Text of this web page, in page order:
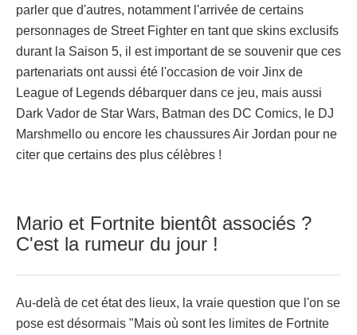
parler que d'autres, notamment l'arrivée de certains
personnages de Street Fighter en tant que skins exclusifs
durant la Saison 5, il est important de se souvenir que ces
partenariats ont aussi été l'occasion de voir Jinx de
League of Legends débarquer dans ce jeu, mais aussi
Dark Vador de Star Wars, Batman des DC Comics, le DJ
Marshmello ou encore les chaussures Air Jordan pour ne
citer que certains des plus célèbres !
Mario et Fortnite bientôt associés ?
C'est la rumeur du jour !
Au-delà de cet état des lieux, la vraie question que l'on se
pose est désormais "Mais où sont les limites de Fortnite